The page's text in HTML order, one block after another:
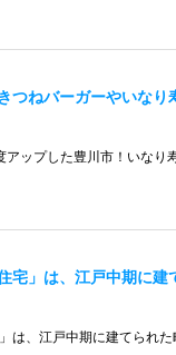
つねバーガーやいなり
アップした豊川市！いなり
宅」は、江戸中期に建
は、江戸中期に建てられ